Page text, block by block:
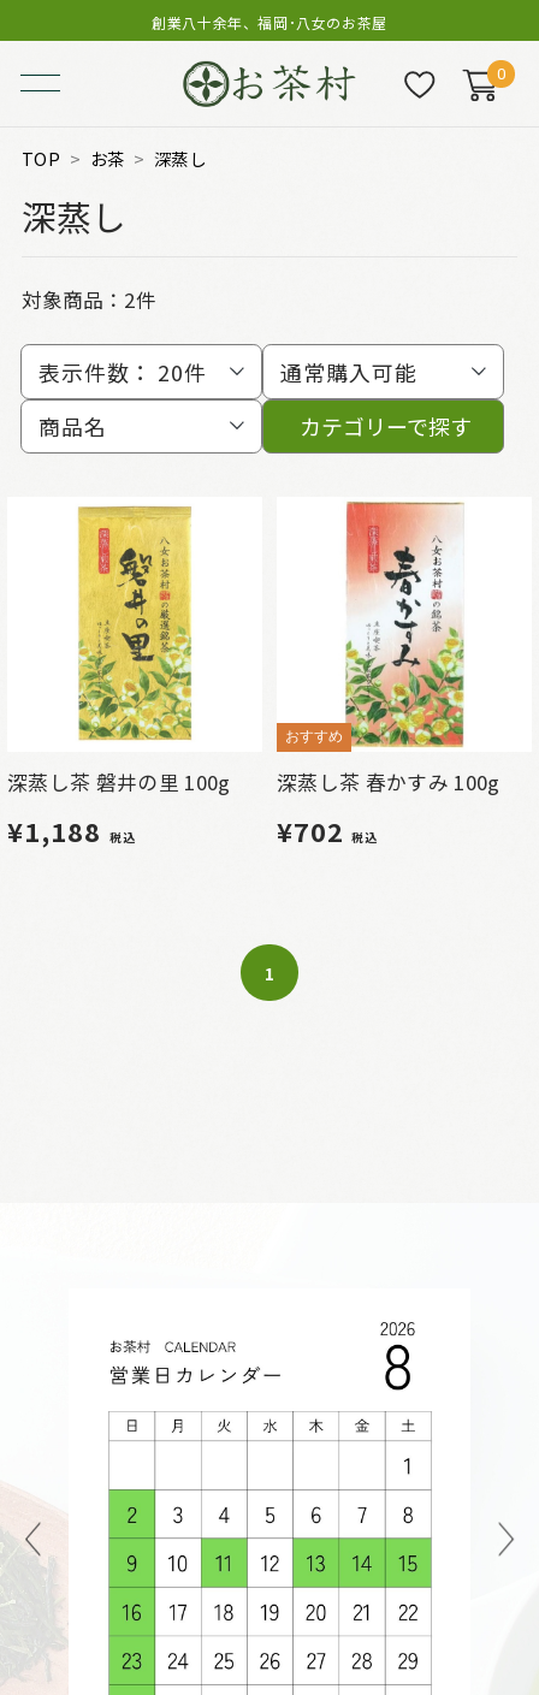
創業八十余年、福岡･八女のお茶屋
0
TOP お茶 深蒸し
深蒸し
対象商品： 2件
表示件数： 20件
通常購入可能
商品名
カテゴリーで探す
深蒸し茶 磐井の里 100g
¥1,188 税込
おすすめ
深蒸し茶 春かすみ 100g
¥702税込
1